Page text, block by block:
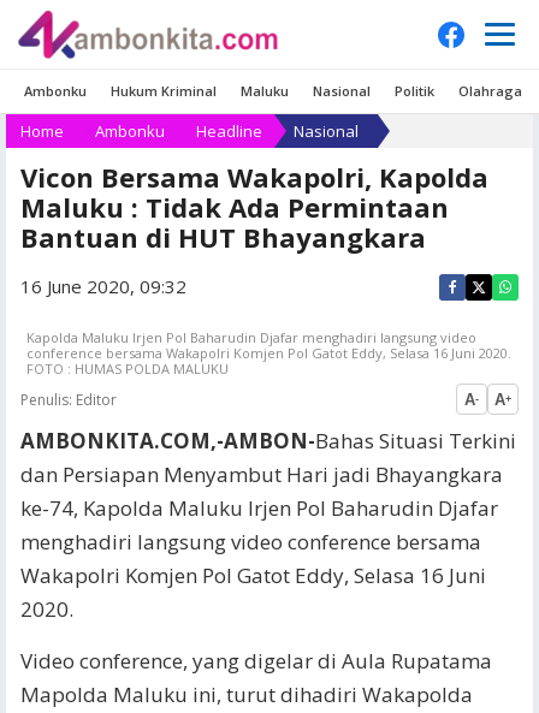
Ambonku Hukum Kriminal Maluku Nasional Politik Olahraga
Home Ambonku Headline Nasional
Vicon Bersama Wakapolri, Kapolda
Maluku : Tidak Ada Permintaan
Bantuan di HUT Bhayangkara
16 June 2020, 09:32
Kapolda Maluku Irjen Pol Baharudin Djafar menghadiri langsung video
conference bersama Wakapolri Komjen Pol Gatot Eddy, Selasa 16 Juni 2020.
FOTO : HUMAS POLDA MALUKU
Penulis: Editor A- A+
AMBONKITA.COM,-AMBON-Bahas Situasi Terkini
dan Persiapan Menyambut Hari jadi Bhayangkara
ke-74, Kapolda Maluku Irjen Pol Baharudin Djafar
menghadiri langsung video conference bersama
Wakapolri Komjen Pol Gatot Eddy, Selasa 16 Juni
2020.
Video conference, yang digelar di Aula Rupatama
Mapolda Maluku ini, turut dihadiri Wakapolda